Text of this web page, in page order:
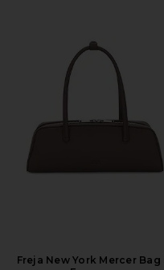
Freja New York Mercer Bag